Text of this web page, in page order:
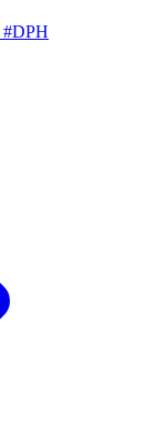
#DPH